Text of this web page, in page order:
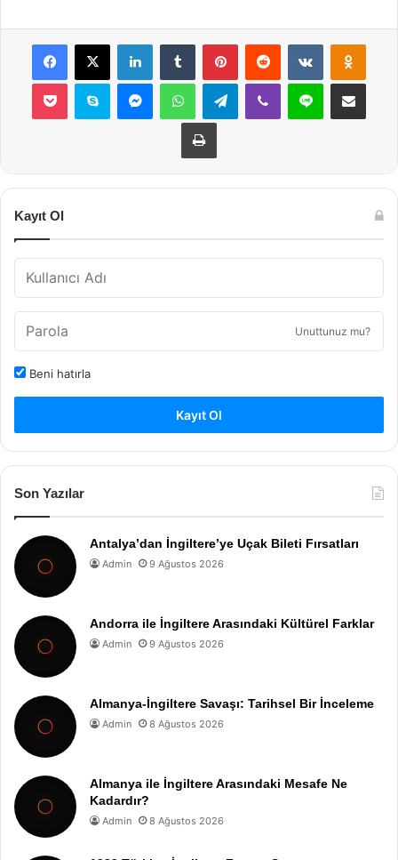
Facebook
X LinkedInTumblr PinterestReddit VKontakte
Pocket Skype MessengerWhatsAppTelegramViber Line E-Posta ile
Yazdır
Kayıt Ol
Unuttunuz mu?
Beni hatırla
Kayıt Ol
Son Yazılar
Antalya’dan İngiltere’ye Uçak Bileti Fırsatları
Admin 9 Ağustos 2026
Andorra ile İngiltere Arasındaki Kültürel Farklar
Admin 9 Ağustos 2026
Almanya-İngiltere Savaşı: Tarihsel Bir İnceleme
Admin 8 Ağustos 2026
Almanya ile İngiltere Arasındaki Mesafe Ne
Kadardır?
Admin 8 Ağustos 2026